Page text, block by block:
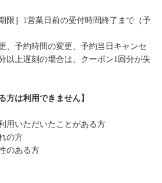
限］1営業日前の受付時間終了まで（予
、予約時間の変更、予約当日キャンセ
以上遅刻の場合は、クーポン1回分が失
方は利用できません】
用いただいたことがある方
の方
のある方